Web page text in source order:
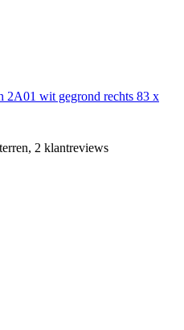
2A01 wit gegrond rechts 83 x
2 klantreviews